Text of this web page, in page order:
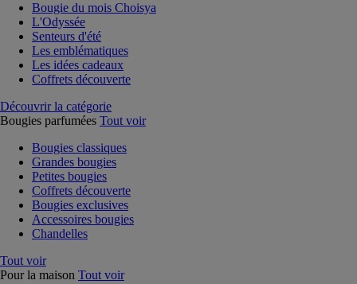
Bougie du mois Choisya
L'Odyssée
Senteurs d'été
Les emblématiques
Les idées cadeaux
Coffrets découverte
Découvrir la catégorie
Bougies parfumées Tout voir
Bougies classiques
Grandes bougies
Petites bougies
Coffrets découverte
Bougies exclusives
Accessoires bougies
Chandelles
Tout voir
Pour la maison Tout voir